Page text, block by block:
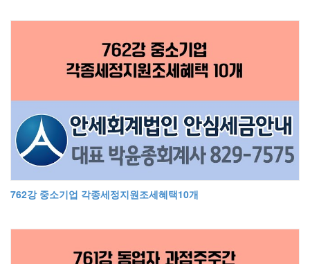
762강 중소기업 각종세정지원조세혜택10개